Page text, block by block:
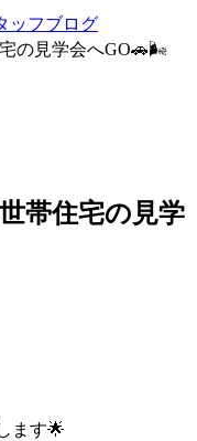
ッフブログ
の見学会へGO🚗🌬
帯住宅の見学
ます🌟